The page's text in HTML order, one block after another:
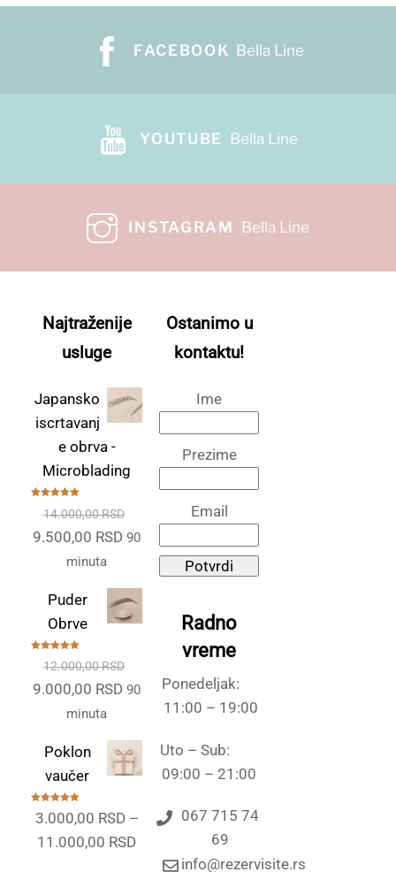
FACEBOOK Bella Line
YOUTUBE Bella Line
INSTAGRAM Bella Line
Najtraženije
usluge
Japansko
iscrtavanj
e obrva -
Microblading
sa5.00od
14.000,00RSD
Originalna
bila:
14.000,00 RSD.
9.500,00 RSD Trenutna
9.500,00 RSD.
90
minuta
Puder
Obrve
sa5.00od
12.000,00RSD
Originalna
bila:
12.000,00 RSD.
9.000,00 RSD Trenutna
je:
9.000,00 RSD.
90
minuta
Poklon
vaučer
sa5.00od
3.000,00 RSD –
11.000,00 RSD
cena:
Ostanimo u
kontaktu!
Ime
Prezime
Email
Potvrdi
Radno
vreme
Ponedeljak:
11:00 – 19:00
Uto – Sub:
09:00 – 21:00
067 715 74
69
info@rezervisite.rs